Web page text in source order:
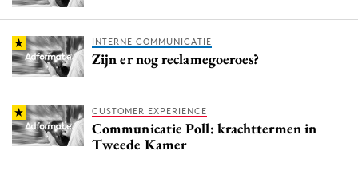
INTERNE COMMUNICATIE
Zijn er nog reclamegoeroes?
CUSTOMER EXPERIENCE
Communicatie Poll: krachttermen in
Tweede Kamer